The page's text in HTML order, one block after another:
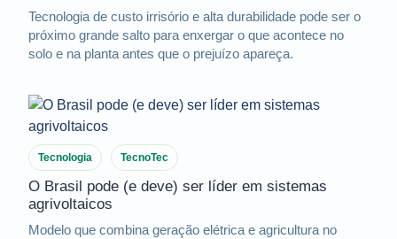
Tecnologia de custo irrisório e alta durabilidade pode ser o
próximo grande salto para enxergar o que acontece no
solo e na planta antes que o prejuízo apareça.
Tecnologia TecnoTec
O Brasil pode (e deve) ser líder em sistemas
agrivoltaicos
Modelo que combina geração elétrica e agricultura no